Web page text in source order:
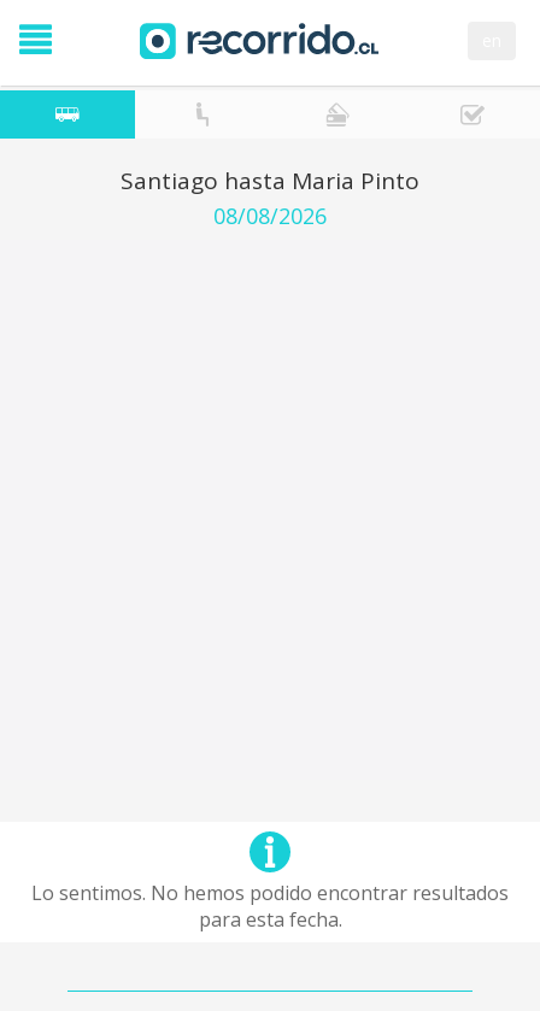
Santiago hasta Maria Pinto
08/08/2026
Lo sentimos. No hemos podido encontrar resultados
para esta fecha.